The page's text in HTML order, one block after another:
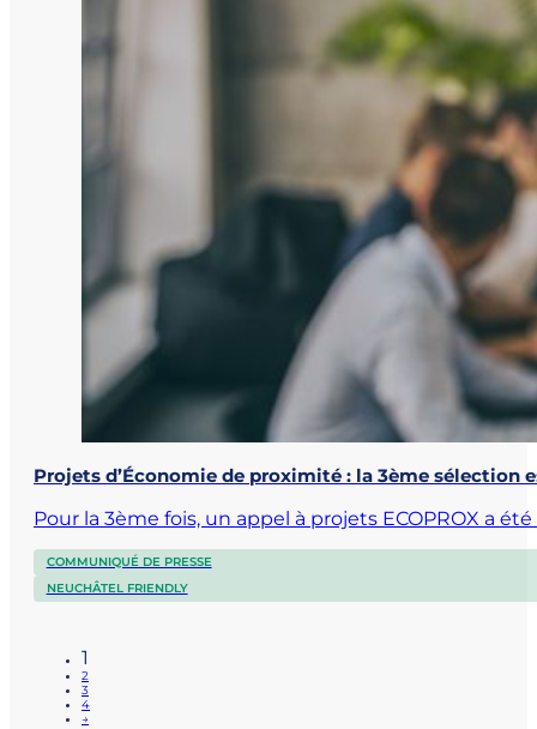
Projets d’Économie de proximité : la 3ème sélection
Pour la 3ème fois, un appel à projets ECOPROX a
COMMUNIQUÉ DE PRESSE
NEUCHÂTEL FRIENDLY
1
2
3
4
→